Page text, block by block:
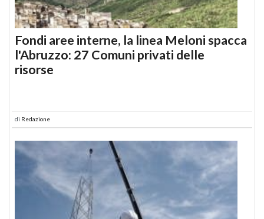
Fondi aree interne, la linea Meloni spacca
l'Abruzzo: 27 Comuni privati delle
risorse
di Redazione